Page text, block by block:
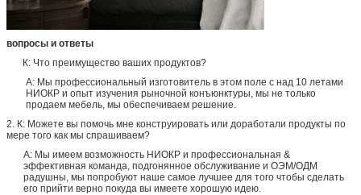
вопросы и ответы
К: Что преимущество ваших продуктов?
А: Мы профессиональный изготовитель в этом поле с над 10 летами
НИОКР и опыт изучения рыночной конъюнктуры, мы не только
продаем мебель, мы обеспечиваем решение.
2. К: Можете вы помочь мне конструировать или доработали продукты по
мере того как мы спрашиваем?
А: Мы имеем возможность НИОКР и профессиональная &
эффективная команда, подгонянное обслуживание и ОЭМ/ОДМ
радушны, мы попробуют наше самое лучшее для того чтобы сделать
его прийти верно покуда вы имеете хорошую идею.